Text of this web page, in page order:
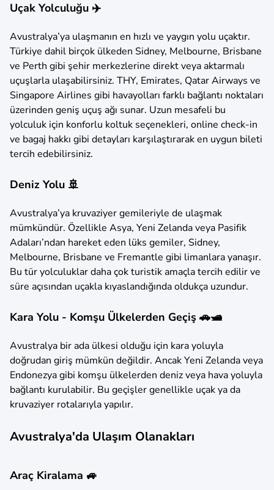
Uçak Yolculuğu ✈️
Avustralya’ya ulaşmanın en hızlı ve yaygın yolu uçaktır.
Türkiye dahil birçok ülkeden Sidney, Melbourne, Brisbane
ve Perth gibi şehir merkezlerine direkt veya aktarmalı
uçuşlarla ulaşabilirsiniz. THY, Emirates, Qatar Airways ve
Singapore Airlines gibi havayolları farklı bağlantı noktaları
üzerinden geniş uçuş ağı sunar. Uzun mesafeli bu
yolculuk için konforlu koltuk seçenekleri, online check-in
ve bagaj hakkı gibi detayları karşılaştırarak en uygun bileti
tercih edebilirsiniz.
Deniz Yolu 🚢
Avustralya’ya kruvaziyer gemileriyle de ulaşmak
mümkündür. Özellikle Asya, Yeni Zelanda veya Pasifik
Adaları’ndan hareket eden lüks gemiler, Sidney,
Melbourne, Brisbane ve Fremantle gibi limanlara yanaşır.
Bu tür yolculuklar daha çok turistik amaçla tercih edilir ve
süre açısından uçakla kıyaslandığında oldukça uzundur.
Kara Yolu - Komşu Ülkelerden Geçiş 🚗🛥
Avustralya bir ada ülkesi olduğu için kara yoluyla
doğrudan giriş mümkün değildir. Ancak Yeni Zelanda veya
Endonezya gibi komşu ülkelerden deniz veya hava yoluyla
bağlantı kurulabilir. Bu geçişler genellikle uçak ya da
kruvaziyer rotalarıyla yapılır.
Avustralya'da Ulaşım Olanakları
Araç Kiralama 🚙